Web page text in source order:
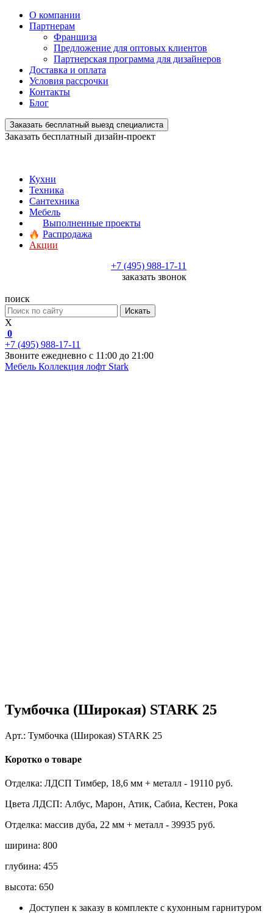
О компании
Партнерам
Франшиза
Предложение для оптовых клиентов
Партнерская программа для дизайнеров
Доставка и оплата
Условия рассрочки
Контакты
Блог
Заказать бесплатный выезд специалиста
Заказать бесплатный дизайн-проект
Кухни
Техника
Сантехника
Мебель
Выполненные проекты
Распродажа
Акции
+7 (495) 988-17-11
заказать звонок
поиск
Искать
X
0
+7 (495) 988-17-11
Звоните ежедневно с 11:00 до 21:00
Мебель Коллекция лофт Stark
Тумбочка (Широкая) STARK 25
Арт.: Тумбочка (Широкая) STARK 25
Коротко о товаре
Отделка: ЛДСП Тимбер, 18,6 мм + металл - 19110 руб.
Цвета ЛДСП: Албус, Марон, Атик, Сабиа, Кестен, Рока
Отделка: массив дуба, 22 мм + металл - 39935 руб.
ширина: 800
глубина: 455
высота: 650
Доступен к заказу в комплекте с кухонным гарнитуром